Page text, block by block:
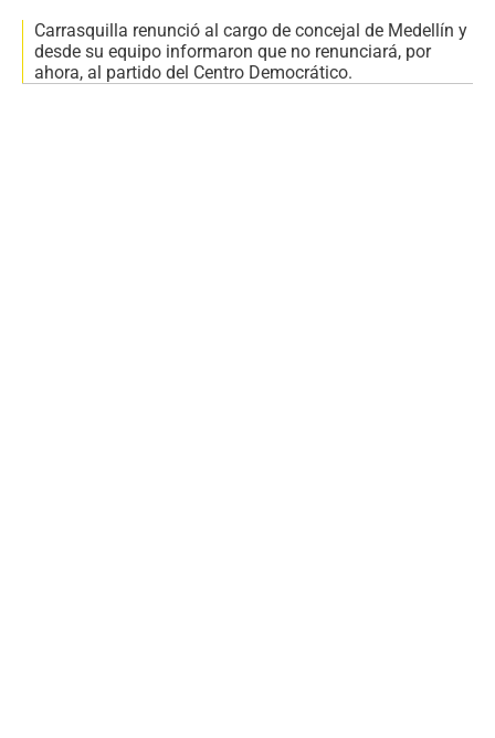
Carrasquilla renunció al cargo de concejal de Medellín y
desde su equipo informaron que no renunciará, por
ahora, al partido del Centro Democrático.